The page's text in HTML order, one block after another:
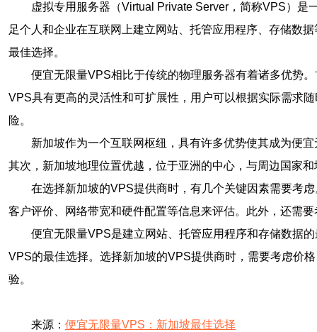
虚拟专用服务器（Virtual Private Server，简称VPS）
足个人和企业在互联网上建立网站、托管应用程序、存储数
最佳选择。
便宜无限量VPS相比于传统的物理服务器有着诸多优势
VPS具有更高的灵活性和可扩展性，用户可以根据实际需求
险。
新加坡作为一个互联网枢纽，具有许多优势使其成为便
其次，新加坡地理位置优越，位于亚洲的中心，与周边国家
在选择新加坡的VPS提供商时，有几个关键因素需要考
客户评价、网络带宽和硬件配置等信息来评估。此外，还需
便宜无限量VPS是建立网站、托管应用程序和存储数据
VPS的最佳选择。选择新加坡的VPS提供商时，需要考虑价
验。
来源： 便宜无限量VPS：新加坡最佳选择